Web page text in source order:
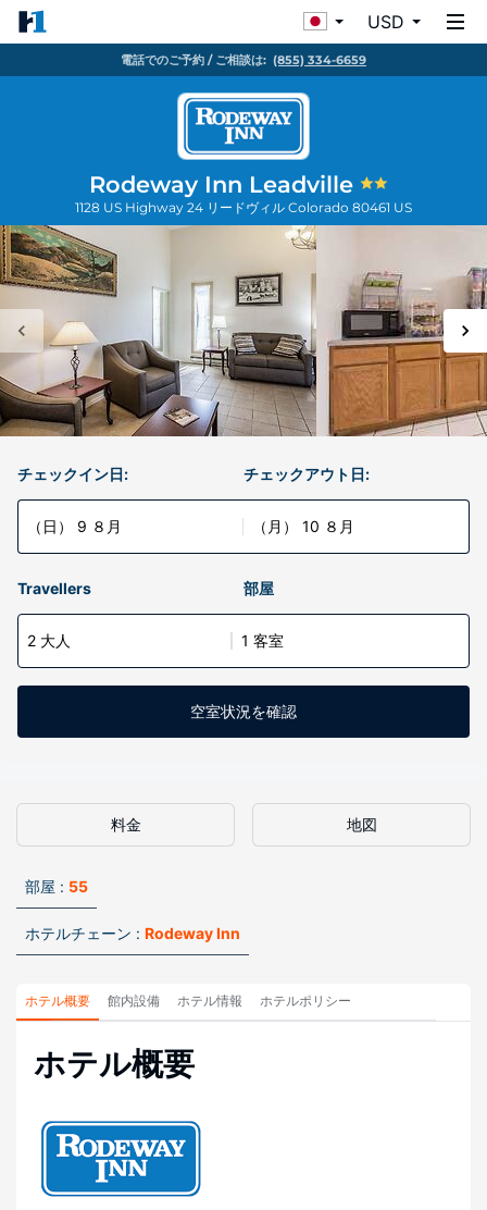
USD
電話でのご予約 / ご相談は: (855) 334-6659
Rodeway Inn Leadville
1128 US Highway 24 リードヴィル Colorado 80461 US
チェックイン日:
（日） 9 ８月
チェックアウト日:
（月） 10 ８月
Travellers 部屋
2 大人 1 客室
空室状況を確認
料金 地図
部屋 : 55
ホテルチェーン : Rodeway Inn
ホテル概要 館内設備 ホテル情報 ホテルポリシー
ホテル概要